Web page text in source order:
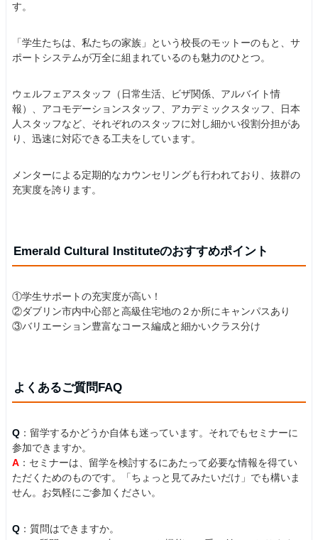
す。
「学⽣たちは、私たちの家族」という校⻑のモットーのもと、サ
ポートシステムが万全に組まれているのも魅力のひとつ。
ウェルフェアスタッフ（⽇常⽣活、ビザ関係、アルバイト情
報）、アコモデーションスタッフ、アカデミックスタッフ、⽇本
⼈スタッフなど、それぞれのスタッフに対し細かい役割分担があ
り、迅速に対応できる工夫をしています。
メンターによる定期的なカウンセリングも行われており、抜群の
充実度を誇ります。
Emerald Cultural Instituteのおすすめポイント
①学生サポートの充実度が高い！
②ダブリン市内中心部と高級住宅地の２か所にキャンパスあり
③バリエーション豊富なコース編成と細かいクラス分け
よくあるご質問FAQ
Q ：留学するかどうか自体も迷っています。それでもセミナーに
参加できますか。
A ：セミナーは、留学を検討するにあたって必要な情報を得てい
ただくためのものです。「ちょっと見てみたいだけ」でも構いま
せん。お気軽にご参加ください。
Q ：質問はできますか。